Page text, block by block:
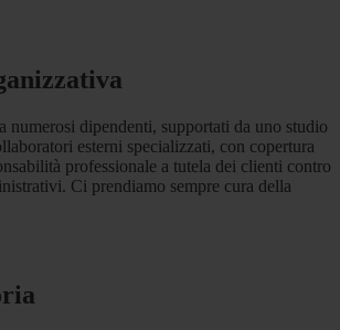
numerosi dipendenti, supportati da uno studio
esterni specializzati, con copertura
professionale a tutela dei clienti contro
Ci prendiamo sempre cura della